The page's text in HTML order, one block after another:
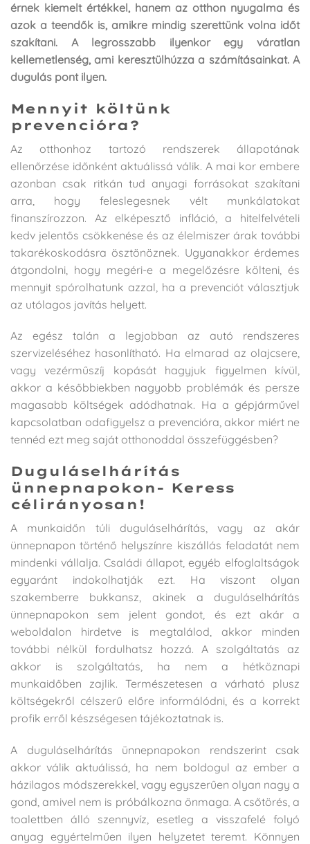
érnek kiemelt értékkel, hanem az otthon nyugalma és
azok a teendők is, amikre mindig szerettünk volna időt
szakítani. A legrosszabb ilyenkor egy váratlan
kellemetlenség, ami keresztülhúzza a számításainkat. A
dugulás pont ilyen.
Mennyit költünk
prevencióra?
Az otthonhoz tartozó rendszerek állapotának
ellenőrzése időnként aktuálissá válik. A mai kor embere
azonban csak ritkán tud anyagi forrásokat szakítani
arra, hogy feleslegesnek vélt munkálatokat
finanszírozzon. Az elképesztő infláció, a hitelfelvételi
kedv jelentős csökkenése és az élelmiszer árak további
takarékoskodásra ösztönöznek. Ugyanakkor érdemes
átgondolni, hogy megéri-e a megelőzésre költeni, és
mennyit spórolhatunk azzal, ha a prevenciót választjuk
az utólagos javítás helyett.
Az egész talán a legjobban az autó rendszeres
szervizeléséhez hasonlítható. Ha elmarad az olajcsere,
vagy vezérműszíj kopását hagyjuk figyelmen kívül,
akkor a későbbiekben nagyobb problémák és persze
magasabb költségek adódhatnak. Ha a gépjárművel
kapcsolatban odafigyelsz a prevencióra, akkor miért ne
tennéd ezt meg saját otthonoddal összefüggésben?
Duguláselhárítás
ünnepnapokon- Keress
célirányosan!
A munkaidőn túli duguláselhárítás, vagy az akár
ünnepnapon történő helyszínre kiszállás feladatát nem
mindenki vállalja. Családi állapot, egyéb elfoglaltságok
egyaránt indokolhatják ezt. Ha viszont olyan
szakemberre bukkansz, akinek a duguláselhárítás
ünnepnapokon sem jelent gondot, és ezt akár a
weboldalon hirdetve is megtalálod, akkor minden
további nélkül fordulhatsz hozzá. A szolgáltatás az
akkor is szolgáltatás, ha nem a hétköznapi
munkaidőben zajlik. Természetesen a várható plusz
költségekről célszerű előre informálódni, és a korrekt
profik erről készségesen tájékoztatnak is.
A duguláselhárítás ünnepnapokon rendszerint csak
akkor válik aktuálissá, ha nem boldogul az ember a
házilagos módszerekkel, vagy egyszerűen olyan nagy a
gond, amivel nem is próbálkozna önmaga. A csőtörés, a
toalettben álló szennyvíz, esetleg a visszafelé folyó
anyag egyértelműen ilyen helyzetet teremt. Könnyen